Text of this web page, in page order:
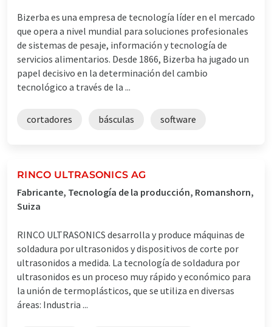
Bizerba es una empresa de tecnología líder en el mercado
que opera a nivel mundial para soluciones profesionales
de sistemas de pesaje, información y tecnología de
servicios alimentarios. Desde 1866, Bizerba ha jugado un
papel decisivo en la determinación del cambio
tecnológico a través de la ...
cortadores básculas software
RINCO ULTRASONICS AG
Fabricante, Tecnología de la producción, Romanshorn,
Suiza
RINCO ULTRASONICS desarrolla y produce máquinas de
soldadura por ultrasonidos y dispositivos de corte por
ultrasonidos a medida. La tecnología de soldadura por
ultrasonidos es un proceso muy rápido y económico para
la unión de termoplásticos, que se utiliza en diversas
áreas: Industria ...